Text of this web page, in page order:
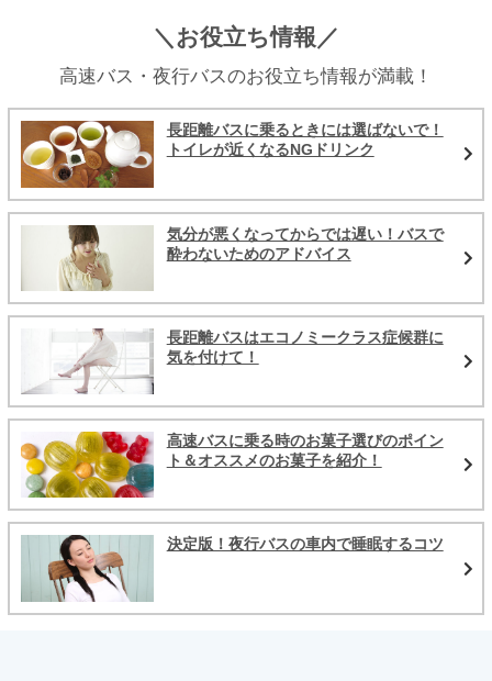
＼お役立ち情報／
高速バス・夜行バスのお役立ち情報が満載！
長距離バスに乗るときには選ばないで！
トイレが近くなるNGドリンク
気分が悪くなってからでは遅い！バスで
酔わないためのアドバイス
長距離バスはエコノミークラス症候群に
気を付けて！
高速バスに乗る時のお菓子選びのポイン
ト＆オススメのお菓子を紹介！
決定版！夜行バスの車内で睡眠するコツ